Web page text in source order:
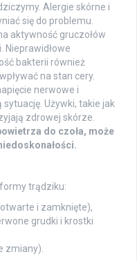
Alergie skórne i
się do problemu.
aktywność gruczołów
Nieprawidłowe
bakterii również
na stan cery.
nerwowe i
Używki, takie jak
zdrowej skórze.
do czoła, może
trądziku:
i zamknięte),
grudki i krostki
zmiany).